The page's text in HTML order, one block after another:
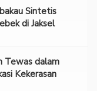
Sintetis
di Jaksel
Tewas dalam
Kekerasan